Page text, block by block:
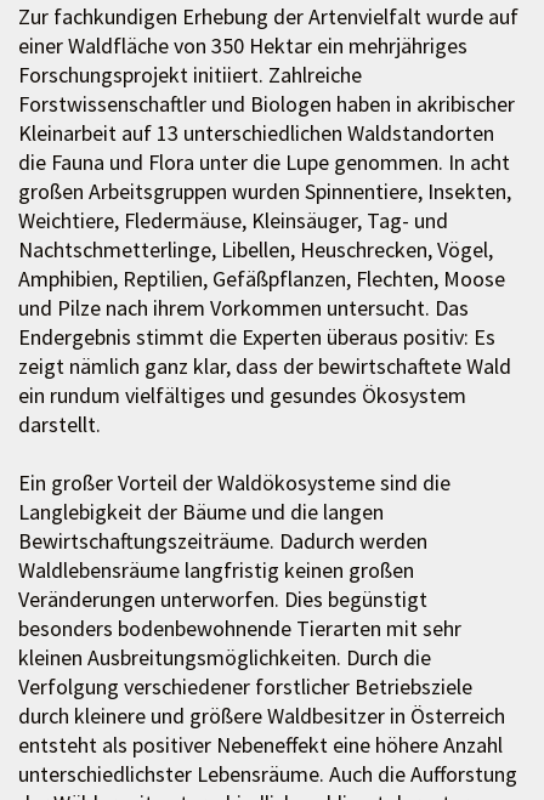
Zur fachkundigen Erhebung der Artenvielfalt wurde auf
einer Waldfläche von 350 Hektar ein mehrjähriges
Forschungsprojekt initiiert. Zahlreiche
Forstwissenschaftler und Biologen haben in akribischer
Kleinarbeit auf 13 unterschiedlichen Waldstandorten
die Fauna und Flora unter die Lupe genommen. In acht
großen Arbeitsgruppen wurden Spinnentiere, Insekten,
Weichtiere, Fledermäuse, Kleinsäuger, Tag- und
Nachtschmetterlinge, Libellen, Heuschrecken, Vögel,
Amphibien, Reptilien, Gefäßpflanzen, Flechten, Moose
und Pilze nach ihrem Vorkommen untersucht. Das
Endergebnis stimmt die Experten überaus positiv: Es
zeigt nämlich ganz klar, dass der bewirtschaftete Wald
ein rundum vielfältiges und gesundes Ökosystem
darstellt.
Ein großer Vorteil der Waldökosysteme sind die
Langlebigkeit der Bäume und die langen
Bewirtschaftungszeiträume. Dadurch werden
Waldlebensräume langfristig keinen großen
Veränderungen unterworfen. Dies begünstigt
besonders bodenbewohnende Tierarten mit sehr
kleinen Ausbreitungsmöglichkeiten. Durch die
Verfolgung verschiedener forstlicher Betriebsziele
durch kleinere und größere Waldbesitzer in Österreich
entsteht als positiver Nebeneffekt eine höhere Anzahl
unterschiedlichster Lebensräume. Auch die Aufforstung